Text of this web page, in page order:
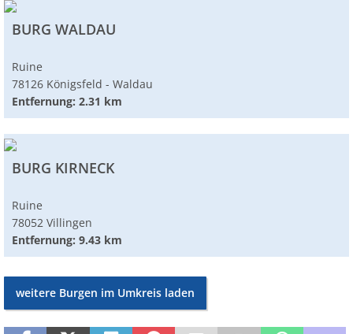
BURG WALDAU
Ruine
78126 Königsfeld - Waldau
Entfernung: 2.31 km
BURG KIRNECK
Ruine
78052 Villingen
Entfernung: 9.43 km
weitere Burgen im Umkreis laden